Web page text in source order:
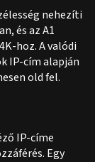
nehezíti
és az A1
hoz. A valódi
IP-cím alapján
old fel.
IP-címe
Egy